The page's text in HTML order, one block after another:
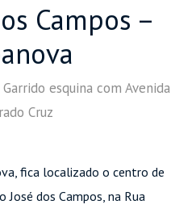
Campos –
esquina com Avenida
Cruz
fica localizado o centro de
José dos Campos, na Rua